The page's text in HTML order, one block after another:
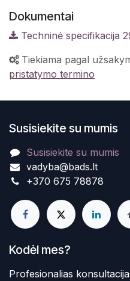
Dokumentai
Techninė specifikacija
Tiekiama pagal
pristatymo termino
Susisiekite su mumis
Susisiekite su mumis
vadyba@bads.lt
+370 675 78878
Kodėl mes?
Profesionalias